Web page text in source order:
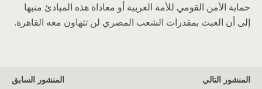
حماية الأمن القومي للأمة العربية أو معاداة هذه المبادئ منبها
إلى أن العبث بمقدرات الشعب المصري لن تتهاون معه القاهرة.
المنشور السابق
المنشور التالي